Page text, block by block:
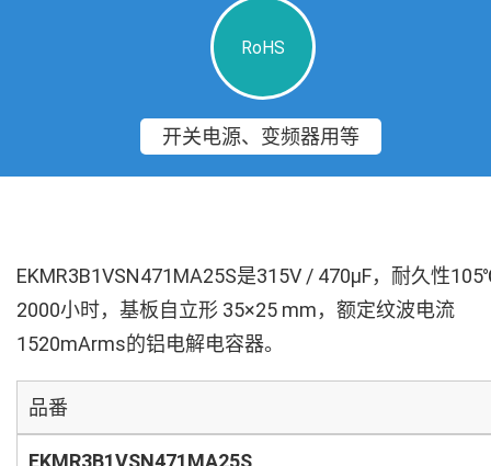
RoHS
开关电源、变频器用等
EKMR3B1VSN471MA25S是315V / 470µF，耐久性
2000小时，基板自立形 35×25 mm，额定纹波电流
1520mArms的铝电解电容器。
品番
EKMR3B1VSN471MA25S